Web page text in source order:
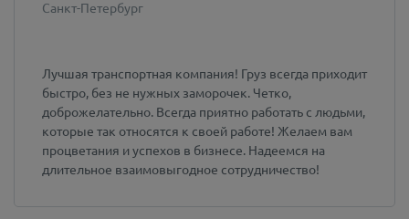
Санкт-Петербург
Лучшая транспортная компания! Груз всегда приходит
быстро, без не нужных заморочек. Четко,
доброжелательно. Всегда приятно работать с людьми,
которые так относятся к своей работе! Желаем вам
процветания и успехов в бизнесе. Надеемся на
длительное взаимовыгодное сотрудничество!